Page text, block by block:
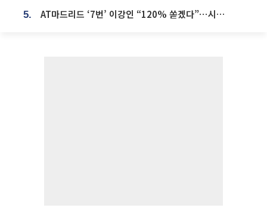
5. AT마드리드 ‘7번’ 이강인 “120% 쏟겠다”⋯시메오네 감독 “필요한 선수”